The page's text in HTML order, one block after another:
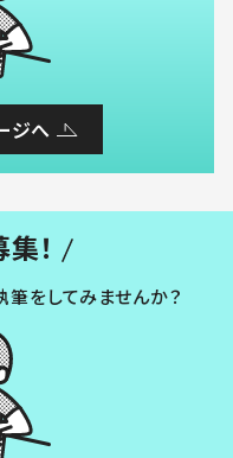
ジへ
！
筆をしてみませんか？